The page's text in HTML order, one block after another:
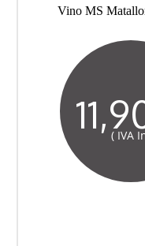
Vino MS
( IVA